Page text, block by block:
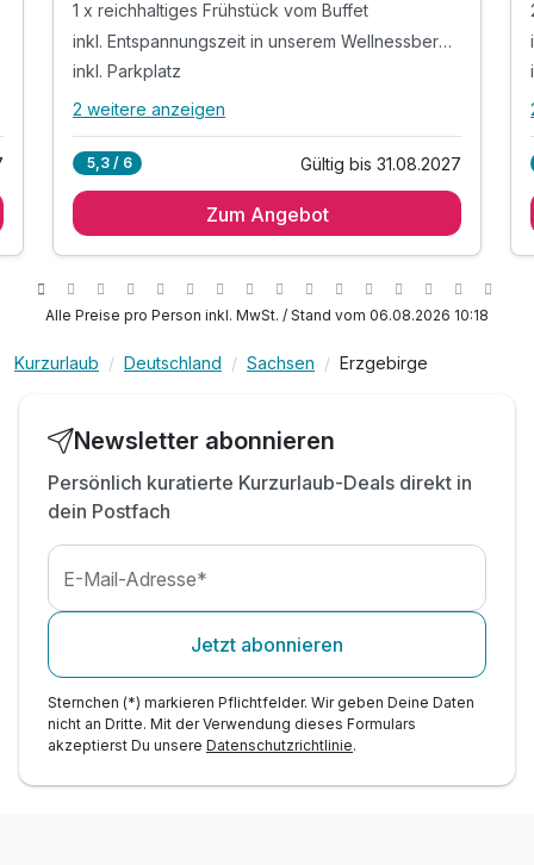
1 x reichhaltiges Frühstück vom Buffet
inkl. Entspannungszeit in unserem Wellnessbereich
inkl. Parkplatz
Alle Inklusivleistungen
1 x reichhaltiges Frühstück vom Buffet
inkl. Parkplatz
Familienspaß o. Zeit zu zweit - Alles ist möglich!
2 weitere anzeigen
5,3 / 6 Gültig bis 31.08.2027
Zum Angebot
Alle Preise pro Person inkl. MwSt. / Stand vom 06.08.2026 10:18
Kurzurlaub Deutschland Sachsen Erzgebirge
Newsletter abonnieren
Persönlich kuratierte Kurzurlaub-Deals direkt in
dein Postfach
E-Mail-Adresse*
Jetzt abonnieren
Sternchen (*) markieren Pflichtfelder. Wir geben Deine Daten
nicht an Dritte. Mit der Verwendung dieses Formulars
akzeptierst Du unsere Datenschutzrichtlinie.